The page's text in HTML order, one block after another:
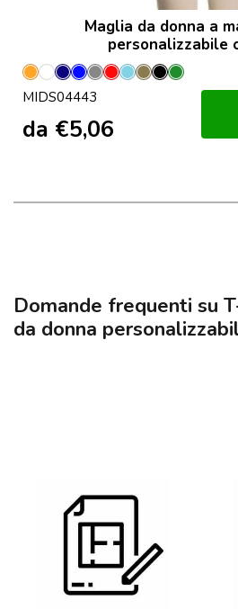
Maglia da donna a
personalizzabile
Arancione
Bianco
Blu
Navy
Blu
Royal
Grigio
Melange
Rosso
Aqua
KakiNeroVerde
MIDS04443
da €5,06
Domande frequenti su
da donna